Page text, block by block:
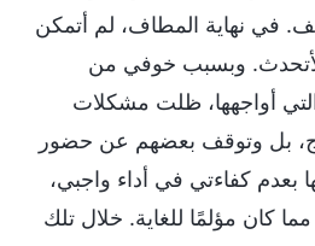
في نهاية المطاف، لم أتمكن
وبسبب خوفي من
أواجهها، ظلت مشكلات
بل وتوقف بعضهم عن حضور
بعدم كفاءتي في أداء واجبي،
كان مؤلمًا للغاية. خلال تلك